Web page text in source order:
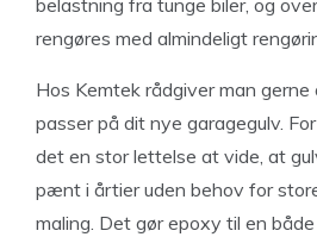
rengøres med almindeligt
Hos Kemtek rådgiver man
passer på dit nye garagegulv.
det en stor lettelse at vide, at
pænt i årtier uden behov for
maling. Det gør epoxy til en